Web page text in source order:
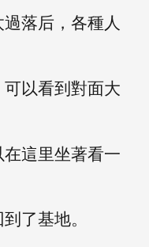
落后，各種人
以看到對面大
這里坐著看一
了基地。